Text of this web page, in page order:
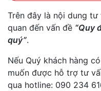
Trên đây là nội dung tư
quan đến vấn đề “Quy
quý”.
Nếu Quý khách hàng
muốn được hỗ trợ tư
qua hotline: 090 234